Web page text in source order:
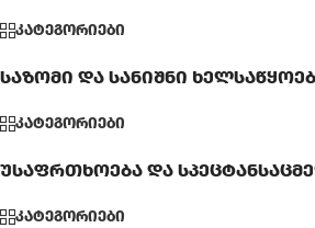
კატეგორიები
საზომი და სანიშნი
კატეგორიები
უსაფრთხოება და
კატეგორიები